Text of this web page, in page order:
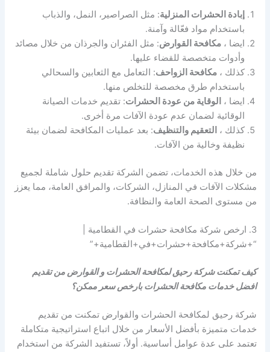
إبادة الحشرات المنزلية: مثل الصراصير، النمل، والذباب
باستخدام مواد فعّالة وآمنة.
ايضا ،مكافحة القوارض: مثل الفئران والجرذان من خلال مصائد
وأدوات متخصصة للقضاء عليها.
كذلك ،مكافحة الزواحف: التعامل مع الثعابين والسحالي
باستخدام طرق مخصصة للتخلص منها.
ايضا ، الوقاية من عودة الحشرات: تقديم خدمات الصيانة
الوقائية لضمان عدم عودة الآفات مرة أخرى.
كذلك ، التعقيم والتنظيف: بعد عمليات المكافحة لضمان بيئة
نظيفة وخالية من الآفات.
من خلال هذه الخدمات، تضمن الشركة تقديم حلول شاملة لجميع
مشكلات الآفات في المنازل، الشركات، والمرافق العامة، مما يعزز
من مستوى الصحة العامة والنظافة.
3. ارخص شركة مكافحة حشرات في القطامية |
“+شركة+مكافحة+حشرات+في+القطامية+”
كيف تمكنت شركة رحيق لمكافحة الحشرات و القوارض من تقديم
افضل خدمات مكافحة الحشرات بارخص سعر ممكن؟
شركة رحيق لمكافحة الحشرات والقوارض تمكنت من تقديم
خدمات متميزة بأفضل الأسعار من خلال اتباع استراتيجية متكاملة
تعتمد على عدة عوامل أساسية. أولاً، تستفيد الشركة من استخدام